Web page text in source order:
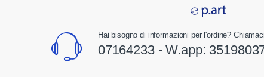
Hai bisogno di informazioni per l'ordine?
07164233 - W.app: